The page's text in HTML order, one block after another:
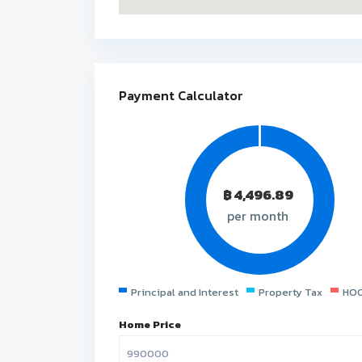
Payment Calculator
฿4,496.89
per month
Principal and Interest Property Tax
Home Price